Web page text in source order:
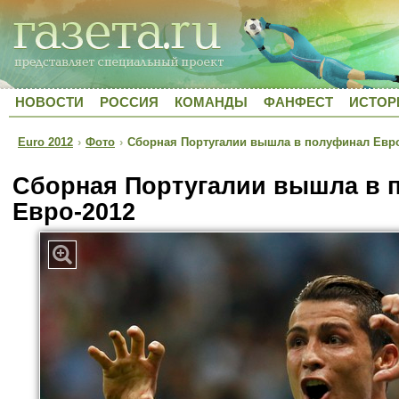
НОВОСТИ РОССИЯ КОМАНДЫ ФАНФЕСТ
Euro 2012 › Фото › Сборная Португалии вышла в полуфинал
Сборная Португалии вышла в
Евро-2012